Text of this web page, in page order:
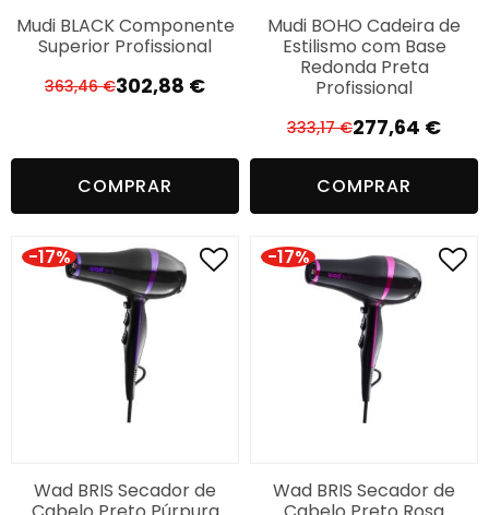
Mudi BLACK Componente
Superior Profissional
363,46€ O
era:
302,88 €
O
é:
COMPRAR
Mudi BOHO Cadeira de
Estilismo com Base
Redonda Preta
Profissional
333,17€ O
preço
original
era:
333,17 €.
277,64 €
O
preço
atual
é:
277,64 €.
COMPRAR
-17%
Wad BRIS Secador de
-17%
Wad BRIS Secador de